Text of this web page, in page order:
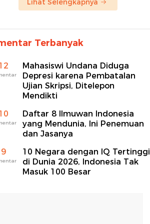
Lihat Selengkapnya
Terbanyak
Mahasiswi Undana Diduga
Depresi karena Pembatalan
Ujian Skripsi, Ditelepon
Mendikti
Daftar 8 Ilmuwan Indonesia
yang Mendunia, Ini Penemuan
dan Jasanya
9
10 Negara dengan IQ Tertinggi
di Dunia 2026, Indonesia Tak
Masuk 100 Besar